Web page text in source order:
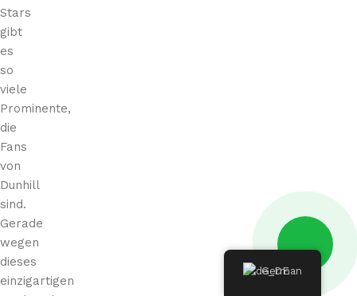
Stars
gibt
es
so
viele
Prominente,
die
Fans
von
Dunhill
sind.
Gerade
wegen
dieses
einzigartigen
German